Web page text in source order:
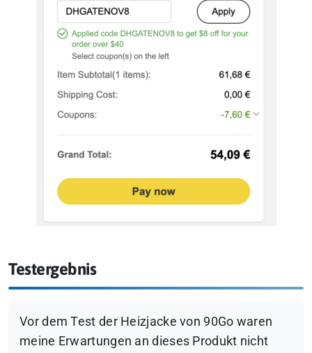
Testergebnis
Vor dem Test der Heizjacke von 90Go waren
meine Erwartungen an dieses Produkt nicht